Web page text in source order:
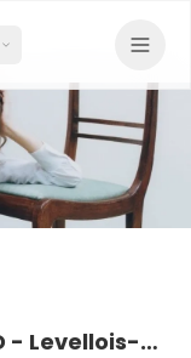
Conseiller de Vente H/F - CDD - Levellois-Perret